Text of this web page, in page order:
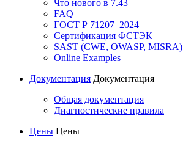
Что нового в 7.43
FAQ
ГОСТ Р 71207–2024
Сертификация ФСТЭК
SAST (CWE, OWASP, MISRA)
Online Examples
Документация Документация
Общая документация
Диагностические правила
Цены Цены